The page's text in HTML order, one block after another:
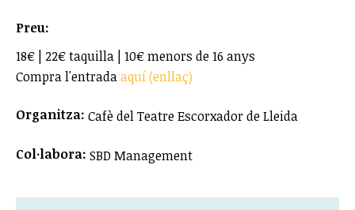
Preu:
18€ | 22€ taquilla | 10€ menors de 16 anys
Compra l'entradaaquí (enllaç)
Organitza: Cafè del Teatre Escorxador de Lleida
Col·labora: SBD Management